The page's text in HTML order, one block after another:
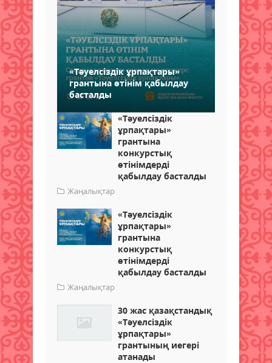
«Тәуелсіздік ұрпақтары»
грантына өтінім қабылдау
басталды
«Тәуелсіздік
ұрпақтары»
грантына
конкурстық
өтінімдерді
қабылдау басталды
Жаңалықтар
«Тәуелсіздік
ұрпақтары»
грантына
конкурстық
өтінімдерді
қабылдау басталды
Жаңалықтар
30 жас қазақстандық
«Тәуелсіздік
ұрпақтары»
грантының иегері
атанады